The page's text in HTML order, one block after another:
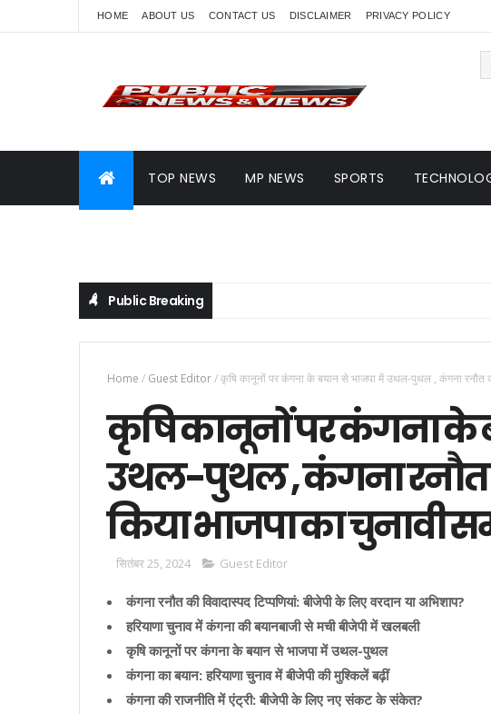
HOME ABOUT US CONTACT US DISCLAIMER PRIVACY POLICY
TOP NEWS MP NEWS SPORTS
Public Breaking
Home / Guest Editor/कृषि कानूनों पर कंगना के बयान से भाजपा में उथल-पुथल , कंगना रनौत
कृषि कानूनों पर कंगना के
उथल-पुथल , कंगना रनौत
किया भाजपा का चुनावी
सितंबर 25, 2024 Guest Editor
कंगना रनौत की विवादास्पद टिप्पणियां: बीजेपी के लिए वरदान या अभिशाप?
हरियाणा चुनाव में कंगना की बयानबाजी से मची बीजेपी में खलबली
कृषि कानूनों पर कंगना के बयान से भाजपा में उथल-पुथल
कंगना का बयान: हरियाणा चुनाव में बीजेपी की मुश्किलें बढ़ीं
कंगना की राजनीति में एंट्री: बीजेपी के लिए नए संकट के संकेत?